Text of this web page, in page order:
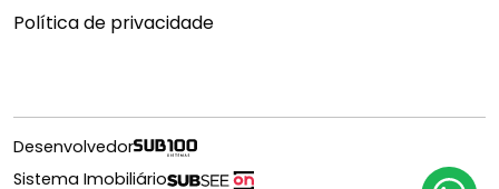
Política de privacidade
Desenvolvedor
Sistema Imobiliário